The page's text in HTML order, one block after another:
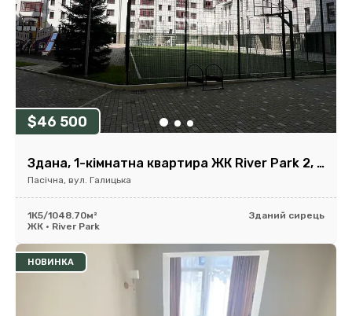
$46 500
Здана, 1-кімнатна квартира ЖК River Park 2, 48,7м2
Пасічна, вул. Галицька
1К5/1048.70м²
Зданий сирець
ЖК • River Park
НОВИНКА